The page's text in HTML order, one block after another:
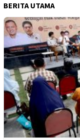
BERITA UTAMA